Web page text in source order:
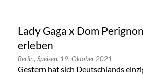
Lady Gaga x Dom
erleben
Berlin, Speisen, 19. Oktober 2021
Gestern hat sich Deutschlands